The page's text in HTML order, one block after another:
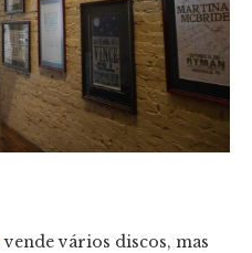
vende vários discos, mas